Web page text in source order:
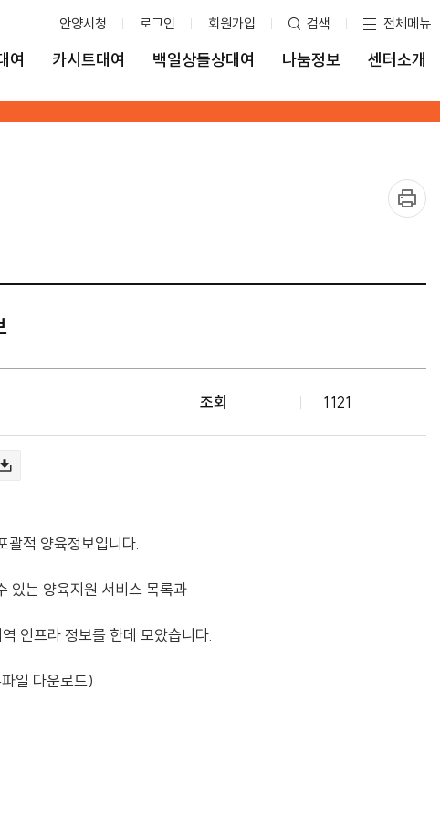
안양시청 로그인 회원가입 검색 전체메뉴
여 카시트대여 백일상돌상대여 나눔정보 센터소개
조회 1121
적 양육정보입니다.
있는 양육지원 서비스 목록과
인프라 정보를 한데 모았습니다.
일 다운로드)